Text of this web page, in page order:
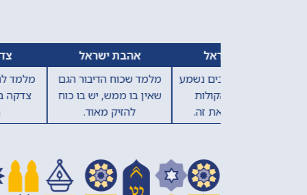
הקודם
אהבת ישראל
מלמד שלא יחזיקו אותו לבעל
עבירות ומתרחקים ממנו
מלמד
ממלאכתו,